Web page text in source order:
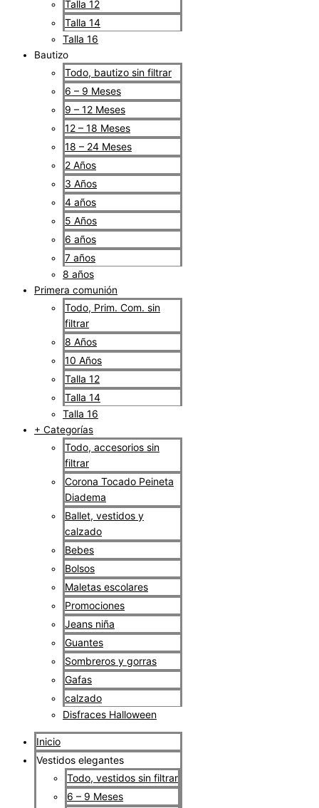
Talla 12
Talla 14
Talla 16
Bautizo
Todo, bautizo sin filtrar
6 – 9 Meses
9 – 12 Meses
12 – 18 Meses
18 – 24 Meses
2 Años
3 Años
4 años
5 Años
6 años
7 años
8 años
Primera comunión
Todo, Prim. Com. sin
filtrar
8 Años
10 Años
Talla 12
Talla 14
Talla 16
+ Categorías
Todo, accesorios sin
filtrar
Corona Tocado Peineta
Diadema
Ballet, vestidos y
calzado
Bebes
Bolsos
Maletas escolares
Promociones
Jeans niña
Guantes
Sombreros y gorras
Gafas
calzado
Disfraces Halloween
Inicio
Vestidos elegantes
Todo, vestidos sin filtrar
6 – 9 Meses